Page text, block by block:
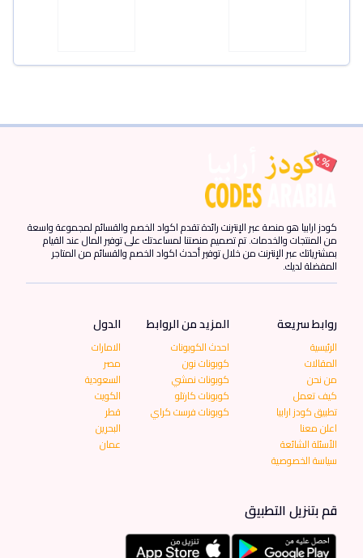
كودز ارابيا هو منصة عبر الإنترنت رائدة تقدم اكواد الخصم والقسائم لمجموعة واسعة
من المنتجات والخدمات. تم تصميم منصتنا لمساعدتك على توفير المال عند القيام
بمشترياتك عبر الإنترنت من خلال توفير أحدث اكواد الخصم والقسائم من المتاجر
المفضلة لديك.
روابط سريعة
الرئيسية
المقالات
من نحن
كيف تعمل
تطبيق كودز ارابيا
اعلن معنا
الأسئلة الشائعة
سياسة الخصوصية
المزيد من الروابط
احدث الكوبونات
كوبونات نون
كوبونات نمشي
كوبونات كارتلو
كوبونات فرست كراي
الدول
الامارات
مصر
السعودية
الكويت
قطر
البحرين
عمان
قم بتنزيل التطبيق